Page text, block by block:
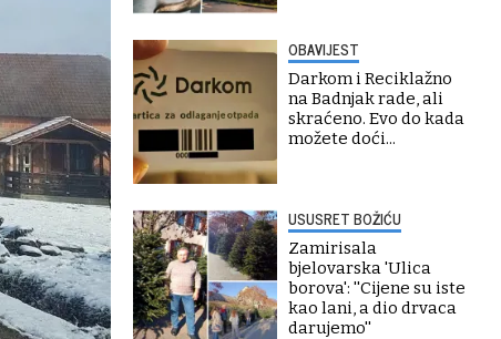
OBAVIJEST
Darkom i Reciklažno
na Badnjak rade, ali
skraćeno. Evo do kada
možete doći...
USUSRET BOŽIĆU
Zamirisala
bjelovarska 'Ulica
borova': ''Cijene su iste
kao lani, a dio drvaca
darujemo''